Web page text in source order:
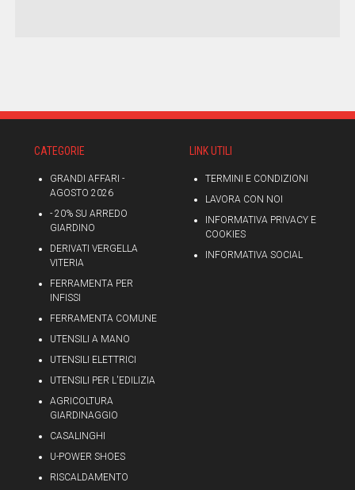
CATEGORIE
GRANDI AFFARI -
AGOSTO 2026
- 20% SU ARREDO
GIARDINO
DERIVATI VERGELLA
VITERIA
FERRAMENTA PER
INFISSI
FERRAMENTA COMUNE
UTENSILI A MANO
UTENSILI ELETTRICI
UTENSILI PER L'EDILIZIA
AGRICOLTURA
GIARDINAGGIO
CASALINGHI
U-POWER SHOES
RISCALDAMENTO
LINK UTILI
TERMINI E CONDIZIONI
LAVORA CON NOI
INFORMATIVA PRIVACY E
COOKIES
INFORMATIVA SOCIAL